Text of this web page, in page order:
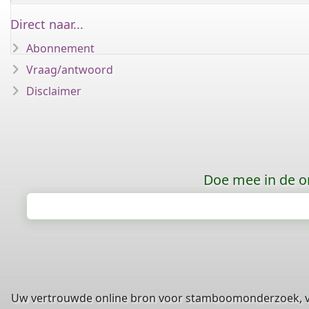
Direct naar...
Abonnement
Vraag/antwoord
Disclaimer
Doe mee in de
Uw vertrouwde online bron voor